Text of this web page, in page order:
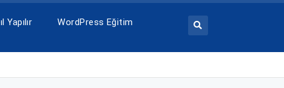
Yapılır
WordPress Eğitim